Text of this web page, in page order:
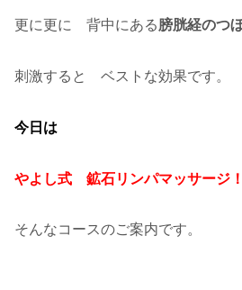
更に更に 背中にある膀胱経のつ
刺激すると ベストな効果です。
今日は
やよし式 鉱石リンパマッサージ！
そんなコースのご案内です。